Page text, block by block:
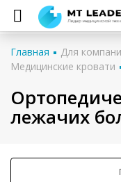
Главная
Для
Медицинские кровати
лежачих